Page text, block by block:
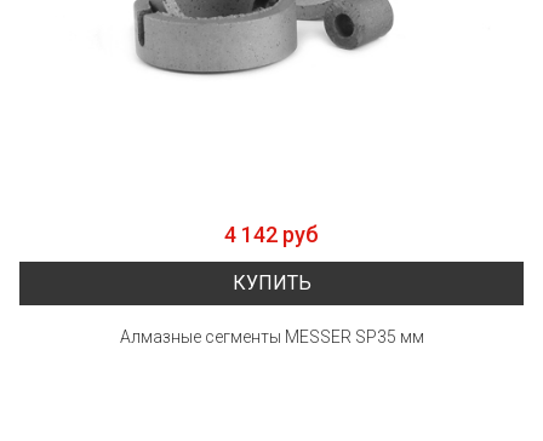
4 142 руб
КУПИТЬ
Алмазные сегменты MESSER SP35 мм